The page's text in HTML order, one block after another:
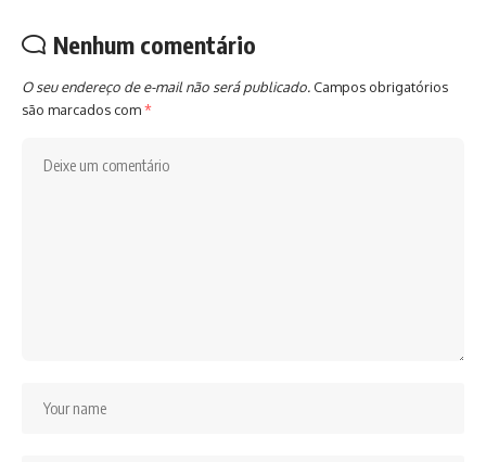
Nenhum comentário
O seu endereço de e-mail não será publicado. Campos obrigatórios
são marcados com*